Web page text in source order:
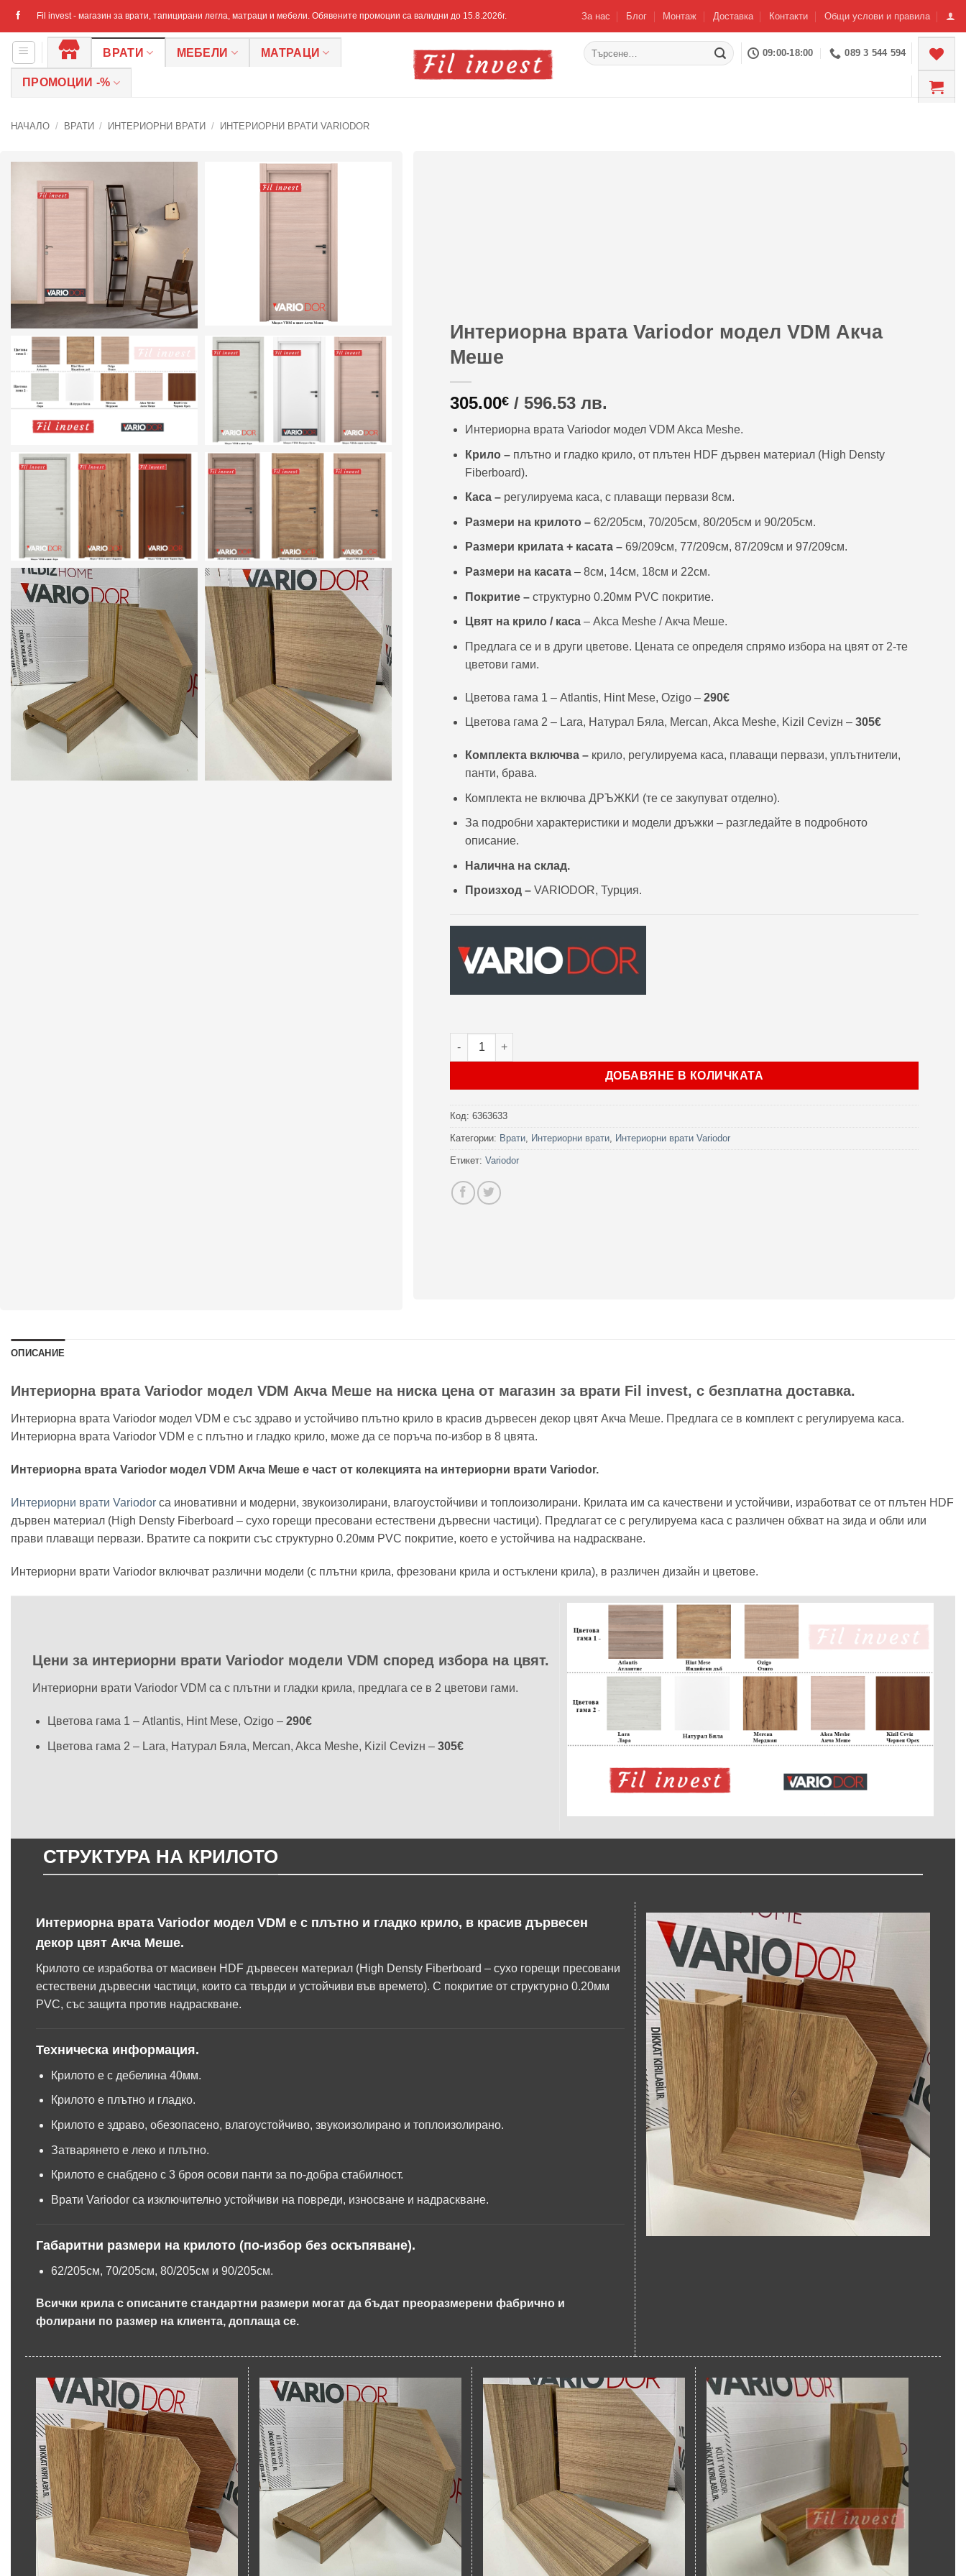
Skip
content
Fil invest - магазин за врати, тапицирани легла, матраци и мебели. Обявените промоции са валидни до 15.8.2026г. За нас Блог Монтаж Доставка Контакти Общи услови и правила
НАЧАЛОВРАТИ МЕБЕЛИ МАТРАЦИ
ПРОМОЦИИ -%
Търсене
за:
09:00-18:00 089 3 544 594
НАЧАЛО / ВРАТИ / ИНТЕРИОРНИ ВРАТИ / ИНТЕРИОРНИ ВРАТИ VARIODOR
Интериорна врата Variodor модел VDM Акча
Меше
305.00€ / 596.53 лв.
Интериорна врата Variodor модел VDM Akca Meshe.
Крило –плътно и гладко крило, от плътен HDF дървен материал (High Densty
Fiberboard).
Каса – регулируема каса, с плаващи первази 8см.
Размери на крилото – 62/205см, 70/205см, 80/205см и 90/205см.
Размери крилата + касата – 69/209см, 77/209см, 87/209см и 97/209см.
Размери на касата– 8см, 14см, 18см и 22см.
Покритие –структурно 0.20мм PVC покритие.
Цвят на крило / каса– Akca Meshe / Акча Меше.
Предлага се и в други цветове. Цената се определя спрямо избора на цвят от 2-те
цветови гами.
Цветова гама 1 – Atlantis, Hint Mese, Ozigo – 290€
Цветова гама 2 – Lara, Натурал Бяла, Mercan, Akca Meshe, Kizil Cevizн – 305€
Комплекта включва –крило, регулируема каса, плаващи первази, уплътнители,
панти, брава.
Комплекта не включва ДРЪЖКИ (те се закупуват отделно).
За подробни характеристики и модели дръжки – разгледайте в подробното
описание.
Налична на склад.
Произход – VARIODOR, Турция.
количество за Интериорна врата Variodor модел VDM Акча Меше
ДОБАВЯНЕ В КОЛИЧКАТА
Код:6363633
Категории: Врати Интериорни врати Интериорни врати Variodor
Етикет:Variodor
ОПИСАНИЕ
Интериорна врата Variodor модел VDM Акча Меше на ниска цена от магазин за врати Fil invest, с безплатна доставка.
Интериорна врата Variodor модел VDM е със здраво и устойчиво плътно крило в красив дървесен декор цвят Акча Меше. Предлага се в комплект с регулируема каса.
Интериорна врата Variodor VDM е с плътно и гладко крило, може да се поръча по-избор в 8 цвята.
Интериорна врата Variodor модел VDM Акча Меше е част от колекцията на интериорни врати Variodor.
Интериорни врати Variodor са иновативни и модерни, звукоизолирани, влагоустойчиви и топлоизолирани. Крилата им са качествени и устойчиви, изработват се от плътен HDF
дървен материал (High Densty Fiberboard – сухо горещи пресовани естествени дървесни частици). Предлагат се с регулируема каса с различен обхват на зида и обли или
прави плаващи первази. Вратите са покрити със структурно 0.20мм PVC покритие, което е устойчива на надраскване.
Интериорни врати Variodor включват различни модели (с плътни крила, фрезовани крила и остъклени крила), в различен дизайн и цветове.
Цени за интериорни врати Variodor модели VDM според избора на цвят.
Интериорни врати Variodor VDM са с плътни и гладки крила, предлага се в 2 цветови гами.
Цветова гама 1 – Atlantis, Hint Mese, Ozigo – 290€
Цветова гама 2 – Lara, Натурал Бяла, Mercan, Akca Meshe, Kizil Cevizн – 305€
СТРУКТУРА НА КРИЛОТО
Интериорна врата Variodor модел VDM е с плътно и гладко крило, в красив дървесен
декор цвят Акча Меше.
Крилото се изработва от масивен HDF дървесен материал (High Densty Fiberboard – сухо горещи пресовани
естествени дървесни частици, които са твърди и устойчиви във времето). С покритие от структурно 0.20мм
PVC, със защита против надраскване.
Техническа информация.
Крилото е с дебелина 40мм.
Крилото е плътно и гладко.
Крилото е здраво, обезопасено, влагоустойчиво, звукоизолирано и топлоизолирано.
Затварянето е леко и плътно.
Крилото е снабдено с 3 броя осови панти за по-добра стабилност.
Врати Variodor са изключително устойчиви на повреди, износване и надраскване.
Габаритни размери на крилото (по-избор без оскъпяване).
62/205см, 70/205см, 80/205см и 90/205см.
Всички крила с описаните стандартни размери могат да бъдат преоразмерени фабрично и
фолирани по размер на клиента, доплаща се.